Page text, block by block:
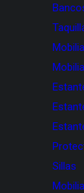
Sillas